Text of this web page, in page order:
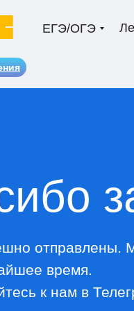
ЕГЭ/ОГЭ
отправлены.
время.
к нам в